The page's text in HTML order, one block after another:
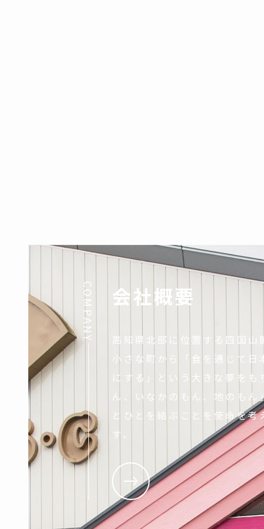
COMPANY 会社概要
高知県北部に位置する四国山
小さな町から「食を通じて
にする」という大きな夢をも
ん、いなかのもん、地のも
とひとを結ぶことを使命を考
す。